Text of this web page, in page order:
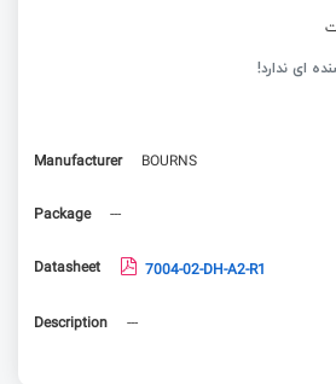
ای ندارد!
Manufacturer
BOURNS
Package ---
Datasheet 7004-02-DH-A2-R1
Description ---